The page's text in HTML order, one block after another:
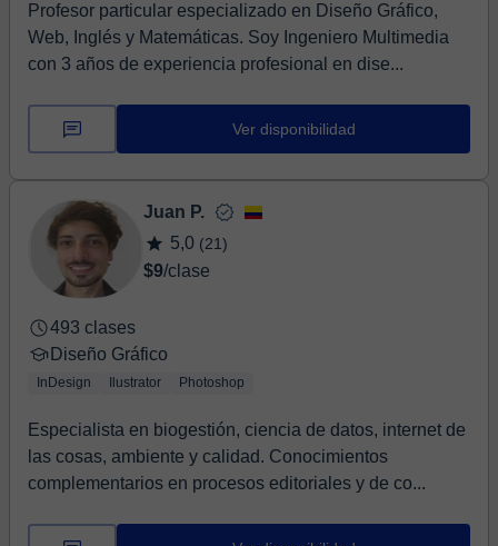
Profesor particular especializado en Diseño Gráfico,
Web, Inglés y Matemáticas. Soy Ingeniero Multimedia
con 3 años de experiencia profesional en dise...
Ver disponibilidad
Juan P.
5,0 (21)
$9/clase
493 clases
Diseño Gráfico
InDesign Ilustrator Photoshop
Especialista en biogestión, ciencia de datos, internet de
las cosas, ambiente y calidad. Conocimientos
complementarios en procesos editoriales y de co...